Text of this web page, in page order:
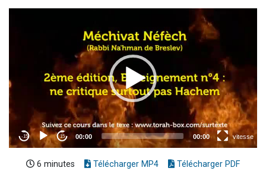
6 minutes Télécharger MP4 Télécharger PDF